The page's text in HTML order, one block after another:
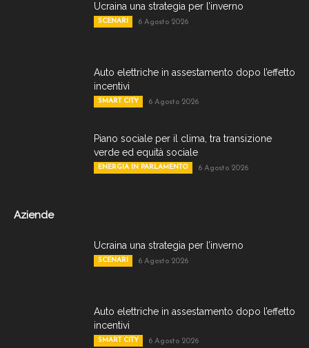
Ucraina una strategia per l’inverno
SCENARI 6 Agosto 2026
Auto elettriche in assestamento dopo l’effetto
incentivi
SMART CITY 6 Agosto 2026
Piano sociale per il clima, tra transizione
verde ed equità sociale
ENERGIA IN PARLAMENTO 6 Agosto 2026
Aziende
Ucraina una strategia per l’inverno
SCENARI 6 Agosto 2026
Auto elettriche in assestamento dopo l’effetto
incentivi
SMART CITY 6 Agosto 2026